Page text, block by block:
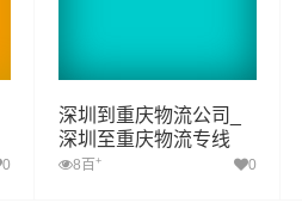
0
深圳到重庆物流公司_
深圳至重庆物流专线
8百 + 0